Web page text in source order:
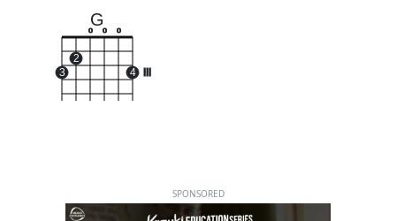
G
3
2
o o o
4
SPONSORED